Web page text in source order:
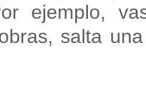
ejemplo,
salta